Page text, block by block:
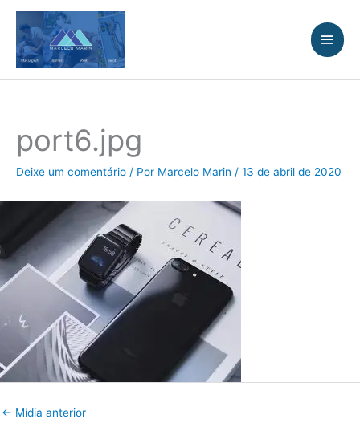
para
conteúdo
port6.jpg
Deixe um comentário / Por Marcelo Marin / 13 de abril de 2020
← Mídia anterior